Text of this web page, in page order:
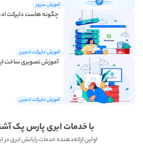
آموزش سرور
آموزش دایرکت ادمین
چگونه هاست دایرکت
آموزش دایرکت ادمین
آموزش تصویری ساخت
با خدمات ابری پارس پک
اولین ارائه‌دهنده خدمات رایانش ابری